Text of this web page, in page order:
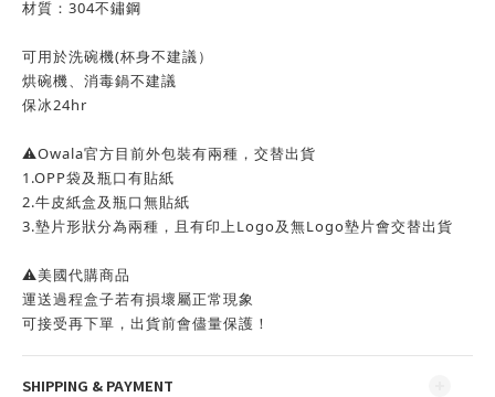
材質：304不鏽鋼
可用於洗碗機(杯身不建議）
烘碗機、消毒鍋不建議
保冰24hr
⚠️Owala官方目前外包裝有兩種，交替出貨
1.OPP袋及瓶口有貼紙
2.牛皮紙盒及瓶口無貼紙
3.墊片形狀分為兩種，且有印上Logo及無Logo墊片會交替出貨
⚠️美國代購商品
運送過程盒子若有損壞屬正常現象
可接受再下單，出貨前會儘量保護！
SHIPPING & PAYMENT